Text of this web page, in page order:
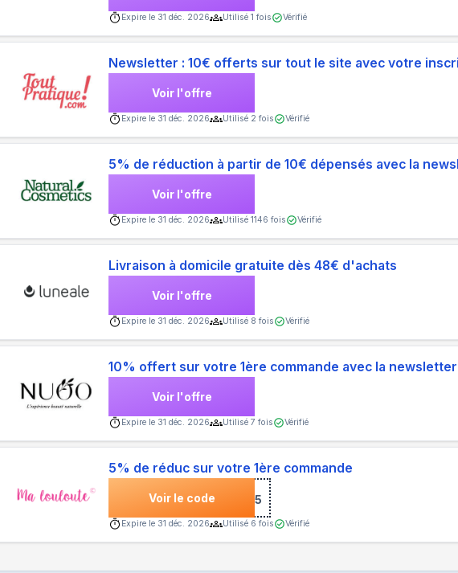
Expire le 31 déc. 2026 Utilisé1 fois Vérifié
Newsletter : 10€ offerts sur tout le site avec votre
Voir l'offre
Expire le 31 déc. 2026 Utilisé 2 fois Vérifié
5% de réduction à partir de 10€ dépensés avec la
Voir l'offre
Expire le 31 déc. 2026 Utilisé1146 fois Vérifié
Livraison à domicile gratuite dès 48€ d'achats
Voir l'offre
Expire le 31 déc. 2026 Utilisé 8 fois Vérifié
10% offert sur votre 1ère commande avec la newsletter
Voir l'offre
Expire le 31 déc. 2026 Utilisé7 fois Vérifié
5% de réduc sur votre 1ère commande
Voir le code***NVENUE5
Expire le 31 déc. 2026 Utilisé 6 fois Vérifié